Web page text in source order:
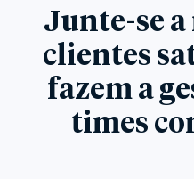
Junte-se
clientes
fazem a
times